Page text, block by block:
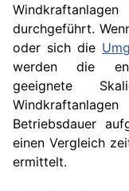
durchgeführt.
oder sich die
werden die
geeignete
Betriebsdauer
einen Vergleich
ermittelt.